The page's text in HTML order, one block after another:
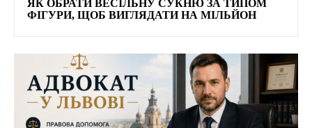
ЯК ОБРАТИ ВЕСІЛЬНУ СУКНЮ ЗА ТИПОМ
ФІГУРИ, ЩОБ ВИГЛЯДАТИ НА МІЛЬЙОН